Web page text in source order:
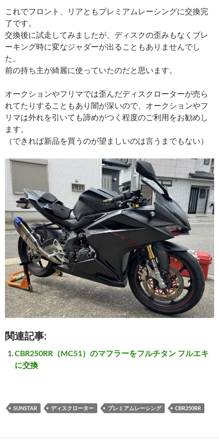
これでフロント、リアともプレミアムレーシングに交換完
了です。
交換後に試走してみましたが、ディスクの歪みもなくブレ
ーキング時に変なジャダーが出ることもありませんでし
た。
前の持ち主が綺麗に使っていたのだと思います。
オークションやフリマでは歪んだディスクローターが売ら
れてたりすることもあり闇が深いので、オークションやフ
リマは外れを引いても諦めがつく程度のご利用をお勧めし
ます。
（できれば新品を買うのが望ましいのは言うまでもない）
関連記事:
CBR250RR（MC51）のマフラーをフルチタン フルエキ
に交換
SUNSTAR ディスクローター プレミアムレーシング CBR250RR